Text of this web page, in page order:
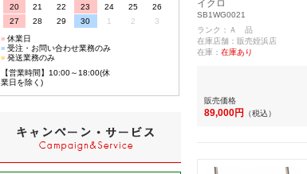
イクロ
SB1WG0021
ランク：Ａ 品
在庫店舗：販売姪浜店
在庫： 在庫あり
販売価格
89,000円 （税込）
20
21 22 23 24 25
26
27
28 29 30 1 2
3
■休業日
■受注・お問い合わせ業務のみ
■発送業務のみ
【営業時間】10:00～18:00(休
業日を除く)